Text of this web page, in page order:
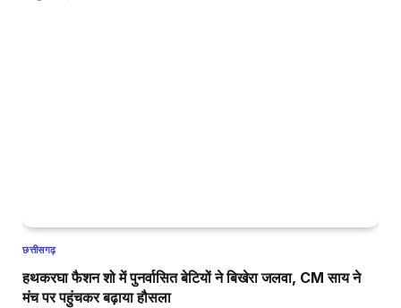
छत्तीसगढ़
हथकरघा फैशन शो में पुनर्वासित बेटियों ने बिखेरा जलवा, CM साय ने
मंच पर पहुंचकर बढ़ाया हौसला